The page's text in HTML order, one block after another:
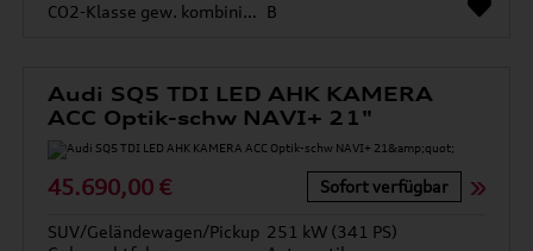
CO2-Klasse gew. kombiniert B
Audi SQ5 TDI LED AHK KAMERA
ACC Optik-schw NAVI+ 21"
45.690,00 € Sofort verfügbar
SUV/Geländewagen/Pickup 251 kW (341 PS)